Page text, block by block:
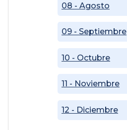
08 - Agosto
09 - Septiembre
10 - Octubre
11 - Noviembre
12 - Diciembre